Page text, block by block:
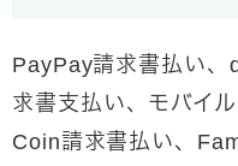
PayPay請求書払い、
求書支払い、モバイ
Coin請求書払い、